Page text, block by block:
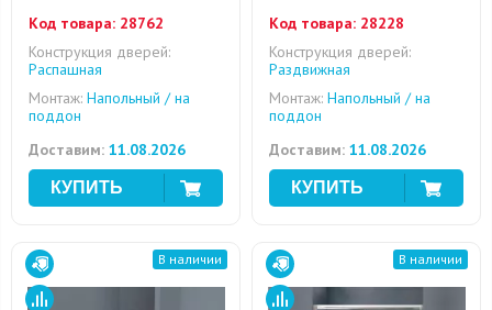
Код товара: 28762
Конструкция дверей:
Распашная
Монтаж: Напольный / на
поддон
Доставим: 11.08.2026
Код товара: 28228
Конструкция дверей:
Раздвижная
Монтаж: Напольный / на
поддон
Доставим: 11.08.2026
В наличии В наличии